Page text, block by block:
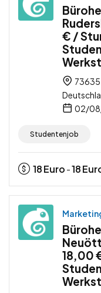
€ /
02/
Studentenjob
18Euro -18
18,00